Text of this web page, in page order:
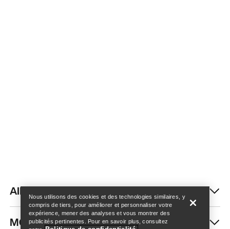
AIDE
MON COMPTE
Nous utilisons des cookies et des technologies similaires, y
compris de tiers, pour améliorer et personnaliser votre
expérience, mener des analyses et vous montrer des
publicités pertinentes. Pour en savoir plus, consultez